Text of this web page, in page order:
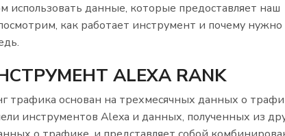
использовать данные, которые предоставляет наш
как работает инструмент и почему нужно
ALEXA RANK
трафика основан на трехмесячных данных о
инструментов Alexa и данных, полученных из